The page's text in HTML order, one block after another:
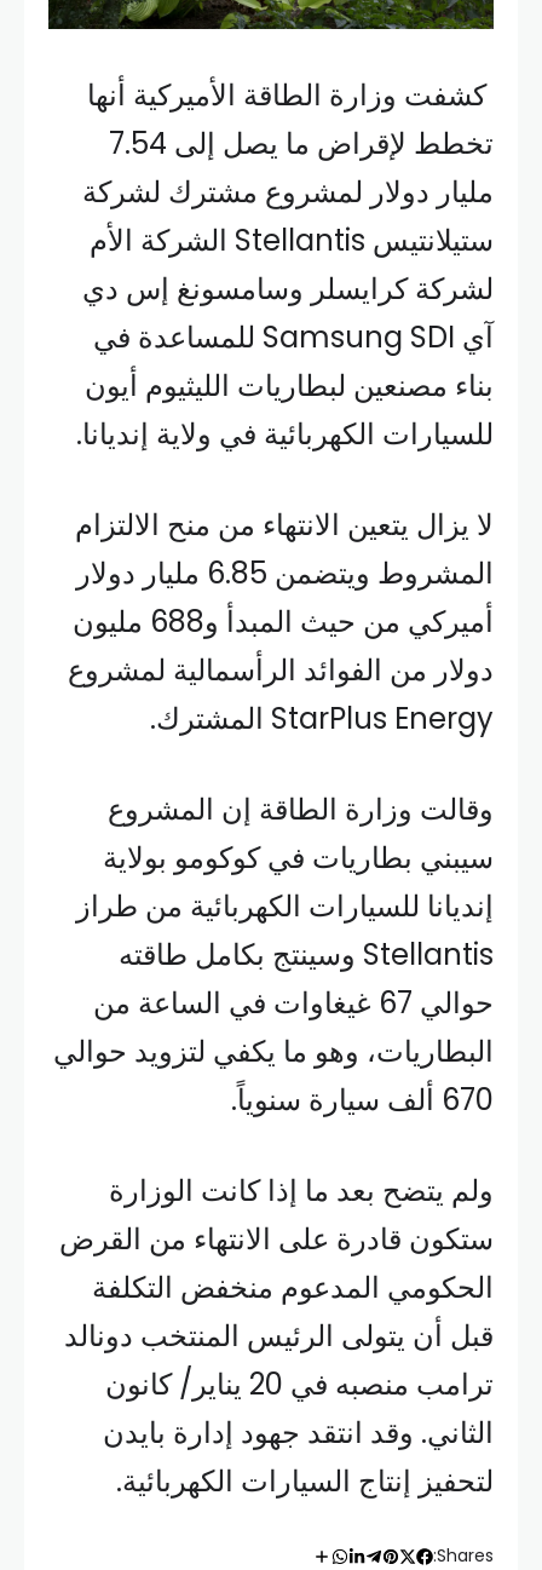
كشفت وزارة الطاقة الأميركية أنها
تخطط لإقراض ما يصل إلى 7.54
مليار دولار لمشروع مشترك لشركة
ستيلانتيس Stellantis الشركة الأم
لشركة كرايسلر وسامسونغ إس دي
آي Samsung SDI
للمساعدة في
بناء مصنعين لبطاريات الليثيوم أيون
للسيارات الكهربائية في ولاية إنديانا.
لا يزال يتعين الانتهاء من منح الالتزام
المشروط ويتضمن 6.85 مليار دولار
أميركي من حيث المبدأ و688 مليون
دولار من الفوائد الرأسمالية لمشروع
StarPlus Energy المشترك.
وقالت وزارة الطاقة إن المشروع
سيبني بطاريات في كوكومو بولاية
إنديانا للسيارات الكهربائية من طراز
Stellantis وسينتج بكامل طاقته
حوالي 67 غيغاوات في الساعة من
البطاريات، وهو ما يكفي لتزويد حوالي
670 ألف سيارة سنوياً.
ولم يتضح بعد ما إذا كانت الوزارة
ستكون قادرة على الانتهاء من القرض
الحكومي المدعوم منخفض التكلفة
قبل أن يتولى الرئيس المنتخب دونالد
ترامب منصبه في 20 يناير/ كانون
الثاني. وقد انتقد جهود إدارة بايدن
لتحفيز إنتاج السيارات الكهربائية.
Shares: